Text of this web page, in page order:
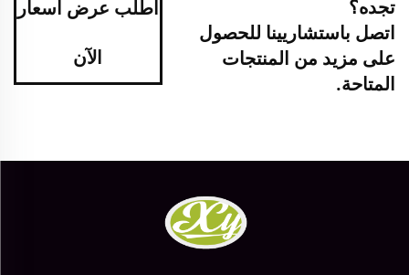
تجده؟
اتصل باستشاريينا للحصول
على مزيد من المنتجات
المتاحة.
اطلب عرض أسعار
الآن